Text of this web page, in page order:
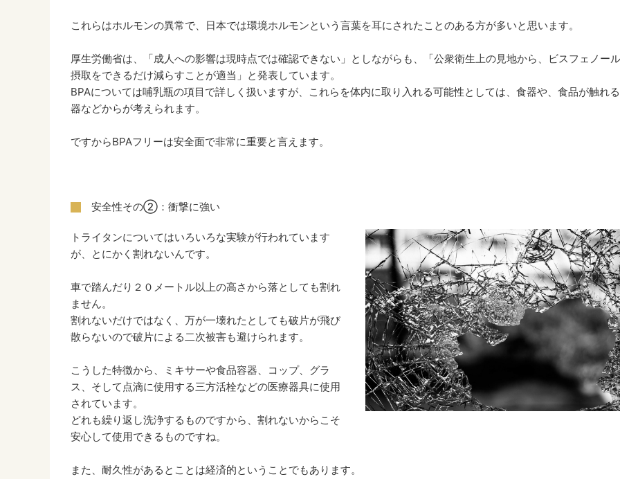
これらはホルモンの異常で、日本では環境ホルモンという言葉を耳にされたことのある方が多いと思います。
厚生労働省は、「成人への影響は現時点では確認できない」としながらも、「公衆衛生上の見地から、ビスフェノー
摂取をできるだけ減らすことが適当」と発表しています。
BPAについては哺乳瓶の項目で詳しく扱いますが、これらを体内に取り入れる可能性としては、食器や、食品が触れ
器などからが考えられます。
ですからBPAフリーは安全面で非常に重要と言えます。
安全性その②：衝撃に強い
トライタンについてはいろいろな実験が行われています
が、とにかく割れないんです。
車で踏んだり２０メートル以上の高さから落としても割れ
ません。
割れないだけではなく、万が一壊れたとしても破片が飛び
散らないので破片による二次被害も避けられます。
こうした特徴から、ミキサーや食品容器、コップ、グラ
ス、そして点滴に使用する三方活栓などの医療器具に使用
されています。
どれも繰り返し洗浄するものですから、割れないからこそ
安心して使用できるものですね。
また、耐久性があるとことは経済的ということでもあります。